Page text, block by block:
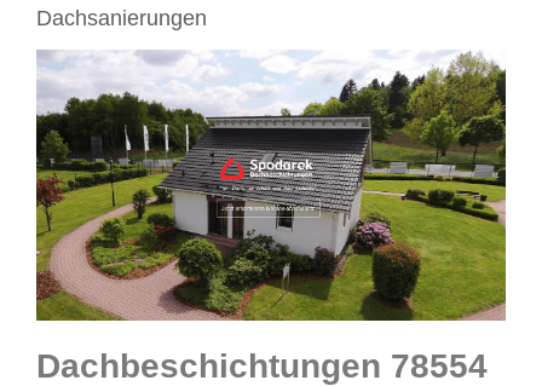
Dachsanierungen
Dachbeschichtungen 78554